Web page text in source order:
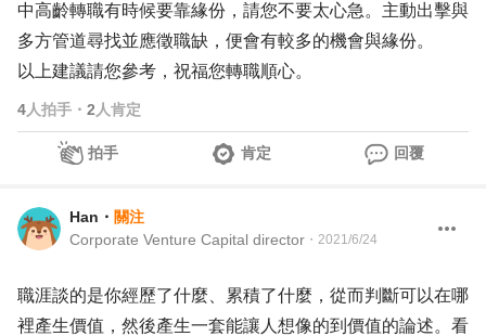
中高齡轉職有時候要靠緣份，請您不要太心急。主動出擊與
多方管道尋找並應徵職缺，便會有較多的機會與緣份。
以上建議請您參考，祝福您轉職順心。
4人拍手 ・ 2 人肯定
拍手 肯定 回覆
Han ・ 關注
Corporate Venture Capital director ・ 2021/6/24
職涯談的是你經歷了什麼、累積了什麼，從而判斷可以在哪
裡產生價值，然後產生一套能讓人想像的到價值的論述。看